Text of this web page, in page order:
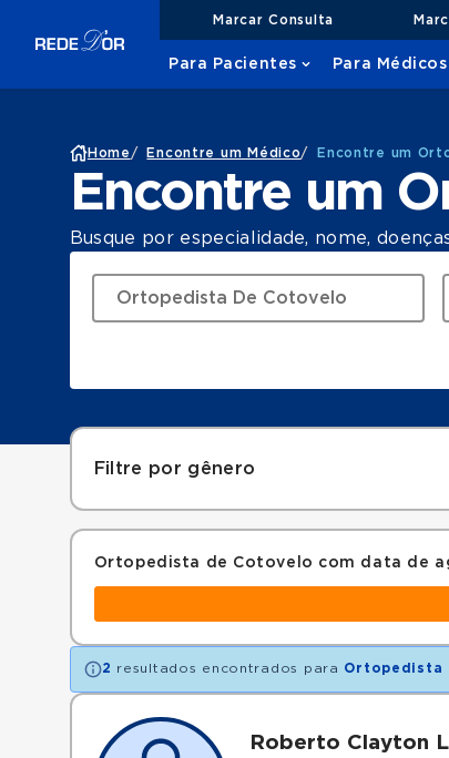
Marcar Consulta
Para Pacientes Para Médicos
Home / Encontre um Médico/ Encontre um
Encontre um
Busque por especialidade, nome,
Filtre por gênero
Ortopedista de Cotovelo com data de
2 resultados encontrados para Ortopedista
Roberto Clayton